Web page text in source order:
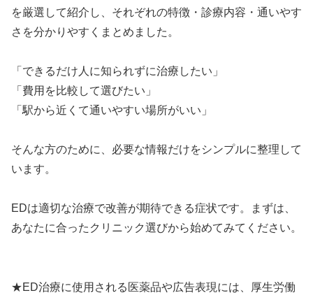
を厳選して紹介し、それぞれの特徴・診療内容・通いやす
さを分かりやすくまとめました。
「できるだけ人に知られずに治療したい」
「費用を比較して選びたい」
「駅から近くて通いやすい場所がいい」
そんな方のために、必要な情報だけをシンプルに整理して
います。
EDは適切な治療で改善が期待できる症状です。まずは、
あなたに合ったクリニック選びから始めてみてください。
★ED治療に使用される医薬品や広告表現には、厚生労働